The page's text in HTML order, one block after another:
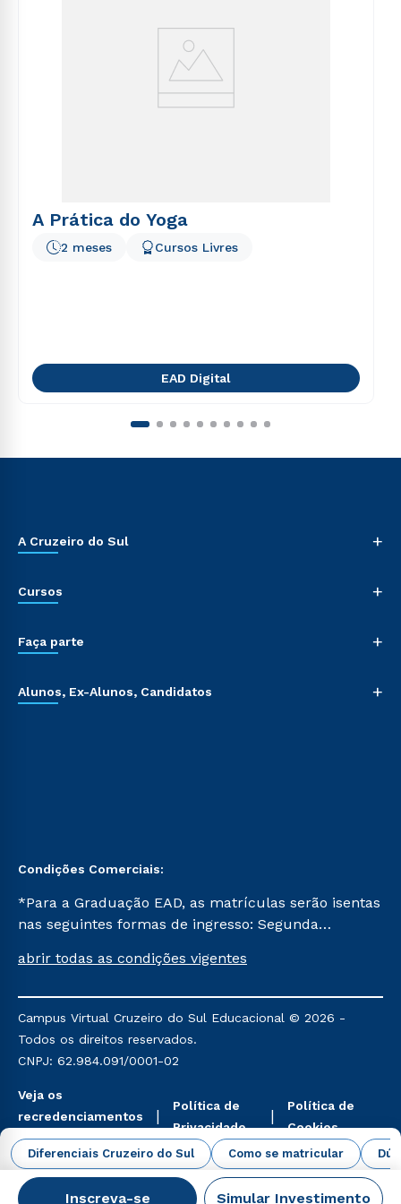
Diferenciais Cruzeiro do Sul Como se matricular
Inscreva-se Simular Investimento
A Prática do Yoga
2 meses Cursos Livres
EAD Digital
A Cruzeiro do Sul +
Cursos +
Faça parte +
Alunos, Ex-Alunos, Candidatos +
Condições Comerciais:
*Para a Graduação EAD, as matrículas serão isentas
nas seguintes formas de ingresso: Segunda
Já para as demais, a taxa de matrícula será de R$
mencionadas são referentes aos cursos: Ensino
Religioso, Geografia para a Docência e Metodologia
do Ensino de História: Questões Atuais.
abrir todas as condições vigentes
Campus Virtual Cruzeiro do Sul Educacional © 2026 -
Todos os direitos reservados.
CNPJ: 62.984.091/0001-02
Veja os
recredenciamentos
aqui
Política de
Privacidade
Política de
Cookies